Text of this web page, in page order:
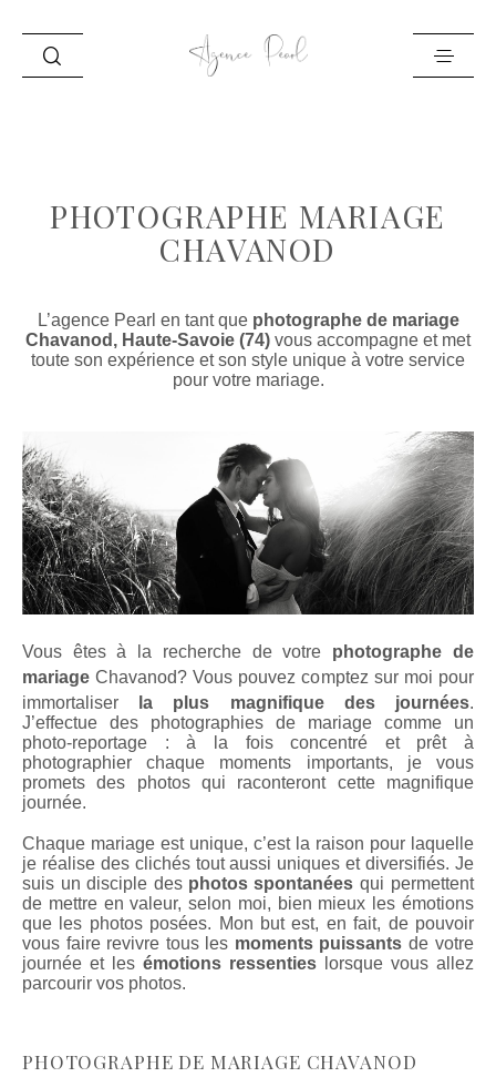
PORTFOLIO
PHOTOGRAPHE MARIAGE
CHAVANOD
L’agence Pearl en tant que photographe de mariage
Chavanod, Haute-Savoie (74) vous accompagne et met
toute son expérience et son style unique à votre service
pour votre mariage.
Vous êtes à la recherche de votre photographe de
mariage Chavanod? Vous pouvez comptez sur moi pour
immortaliser
la plus magnifique des journées.
J’effectue des photographies de mariage comme un
photo-reportage : à la fois concentré et prêt à
photographier chaque moments importants, je vous
promets des photos qui raconteront cette magnifique
journée.
Chaque mariage est unique, c’est la raison pour laquelle
je réalise des clichés tout aussi uniques et diversifiés. Je
suis un disciple des photos spontanées qui permettent
de mettre en valeur, selon moi, bien mieux les émotions
que les photos posées. Mon but est, en fait, de pouvoir
vous faire revivre tous les moments puissants de votre
journée et les émotions ressenties lorsque vous allez
parcourir vos photos.
PHOTOGRAPHE DE MARIAGE CHAVANOD